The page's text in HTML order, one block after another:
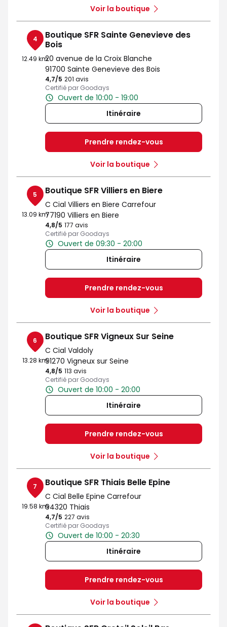
Voir la boutique
4
12.49 km
Boutique SFR Sainte Genevieve des
Bois
20 avenue de la Croix Blanche
91700 Sainte Genevieve des Bois
4,7/5 Note de 4.7 sur 5
201 avis
Certifié par Goodays
Ouvert de 10:00 - 19:00
Itinéraire
Prendre rendez-vous
Voir la boutique
5
13.09 km
Boutique SFR Villiers en Biere
C Cial Villiers en Biere Carrefour
77190 Villiers en Biere
4,8/5 Note de 4.8 sur 5
177 avis
Certifié par Goodays
Ouvert de 09:30 - 20:00
Itinéraire
Prendre rendez-vous
Voir la boutique
6
13.28 km
Boutique SFR Vigneux Sur Seine
C Cial Valdoly
91270 Vigneux sur Seine
4,8/5 Note de 4.8 sur 5
113 avis
Certifié par Goodays
Ouvert de 10:00 - 20:00
Itinéraire
Prendre rendez-vous
Voir la boutique
7
19.58 km
Boutique SFR Thiais Belle Epine
C Cial Belle Epine Carrefour
94320 Thiais
4,7/5 Note de 4.7 sur 5
227 avis
Certifié par Goodays
Ouvert de 10:00 - 20:30
Itinéraire
Prendre rendez-vous
Voir la boutique